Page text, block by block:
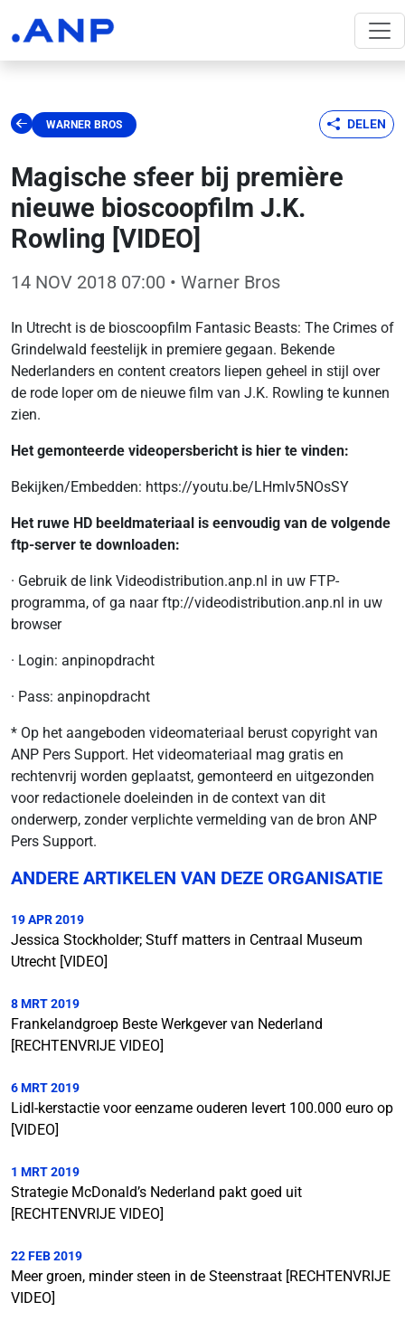
WARNER BROS DELEN
Magische sfeer bij première
nieuwe bioscoopfilm J.K.
Rowling [VIDEO]
14 NOV 2018 07:00 • Warner Bros
In Utrecht is de bioscoopfilm Fantasic Beasts: The Crimes of
Grindelwald feestelijk in premiere gegaan. Bekende
Nederlanders en content creators liepen geheel in stijl over
de rode loper om de nieuwe film van J.K. Rowling te kunnen
zien.
Het gemonteerde videopersbericht is hier te vinden:
Bekijken/Embedden: https://youtu.be/LHmIv5NOsSY
Het ruwe HD beeldmateriaal is eenvoudig van de volgende
ftp-server te downloaden:
· Gebruik de link Videodistribution.anp.nl in uw FTP-
programma, of ga naar ftp://videodistribution.anp.nl in uw
browser
· Login: anpinopdracht
· Pass: anpinopdracht
* Op het aangeboden videomateriaal berust copyright van
ANP Pers Support. Het videomateriaal mag gratis en
rechtenvrij worden geplaatst, gemonteerd en uitgezonden
voor redactionele doeleinden in de context van dit
onderwerp, zonder verplichte vermelding van de bron ANP
Pers Support.
ANDERE ARTIKELEN VAN DEZE ORGANISATIE
19 APR 2019
Jessica Stockholder; Stuff matters in Centraal Museum
Utrecht [VIDEO]
8 MRT 2019
Frankelandgroep Beste Werkgever van Nederland
[RECHTENVRIJE VIDEO]
6 MRT 2019
Lidl-kerstactie voor eenzame ouderen levert 100.000 euro op
[VIDEO]
1 MRT 2019
Strategie McDonald’s Nederland pakt goed uit
[RECHTENVRIJE VIDEO]
22 FEB 2019
Meer groen, minder steen in de Steenstraat [RECHTENVRIJE
VIDEO]